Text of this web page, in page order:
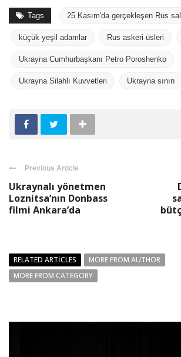
Tags 25 Kasım'da gerçekleşen Rus
küçük yeşil adamlar Rus askeri üsleri
Ukrayna Cumhurbaşkanı Petro Poroshenko
Ukrayna Silahlı Kuvvetleri Ukrayna sınırı
Previous Article
Ukraynalı yönetmen
Loznitsa’nın Donbass
filmi Ankara’da
RELATED ARTICLES
MORE FROM AUTHOR
MORE FROM CATEGORY